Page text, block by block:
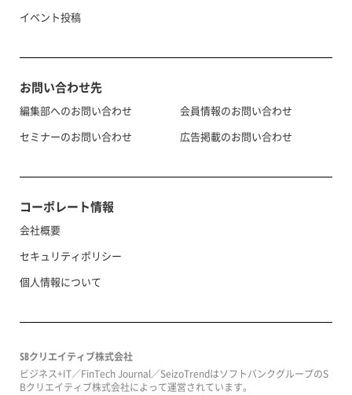
イベント投稿
お問い合わせ先
編集部へのお問い合わせ
セミナーのお問い合わせ
会員情報のお問い合わせ
広告掲載のお問い合わせ
コーポレート情報
会社概要
セキュリティポリシー
個人情報について
SBクリエイティブ株式会社
ビジネス+IT／FinTech Journal／SeizoTrendはソフトバンクグループのS
Bクリエイティブ株式会社によって運営されています。